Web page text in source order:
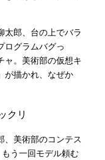
太郎、台の上でバラ
ログラムバグっ
ャ。美術部の仮想キ
が描かれ、なぜか
クリ
、美術部のコンテス
う一回モデル頼む